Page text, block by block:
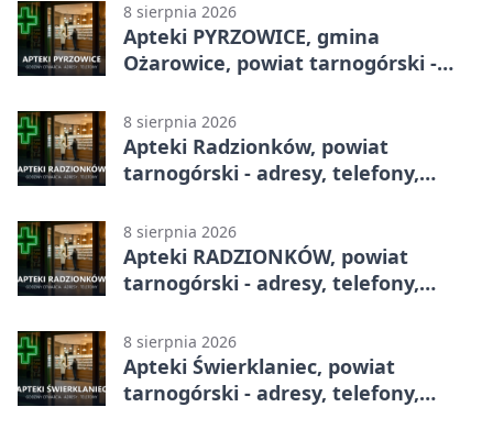
8 sierpnia 2026
Apteki PYRZOWICE, gmina
Ożarowice, powiat tarnogórski -
8 sierpnia 2026
Apteki Radzionków, powiat
tarnogórski - adresy, telefony,
8 sierpnia 2026
Apteki RADZIONKÓW, powiat
tarnogórski - adresy, telefony,
8 sierpnia 2026
Apteki Świerklaniec, powiat
tarnogórski - adresy, telefony,